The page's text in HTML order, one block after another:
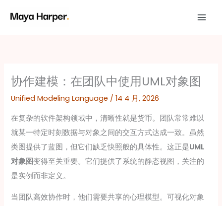
协作建模：在团队中使用UML对象图
Unified Modeling Language /14 4 月, 2026
在复杂的软件架构领域中，清晰性就是货币。团队常常难以
就某一特定时刻数据与对象之间的交互方式达成一致。虽然
类图提供了蓝图，但它们缺乏快照般的具体性。这正是UML
对象图变得至关重要。它们提供了系统的静态视图，关注的
是实例而非定义。
当团队高效协作时，他们需要共享的心理模型。可视化对象